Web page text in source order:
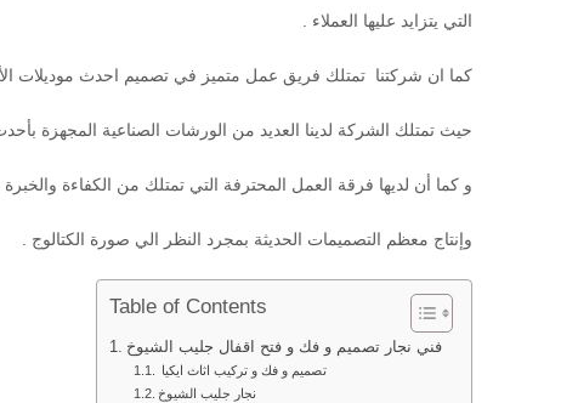
التي يتزايد عليها العملاء .
كما ان شركتنا تمتلك فريق عمل متميز في تصميم احدث موديلات
حيث تمتلك الشركة لدينا العديد من الورشات الصناعية المجهزة
و كما أن لديها فرقة العمل المحترفة التي تمتلك من الكفاءة
وإنتاج معظم التصميمات الحديثة بمجرد النظر الي صورة الكتالوج .
Table of Contents
فني نجار تصميم و فك و فتح اقفال جليب الشيوخ